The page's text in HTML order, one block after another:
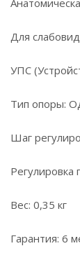
Для
УПС
Тип опоры:
Шаг
Регулировка
Вес: 0,35 кг
Гарантия: 6